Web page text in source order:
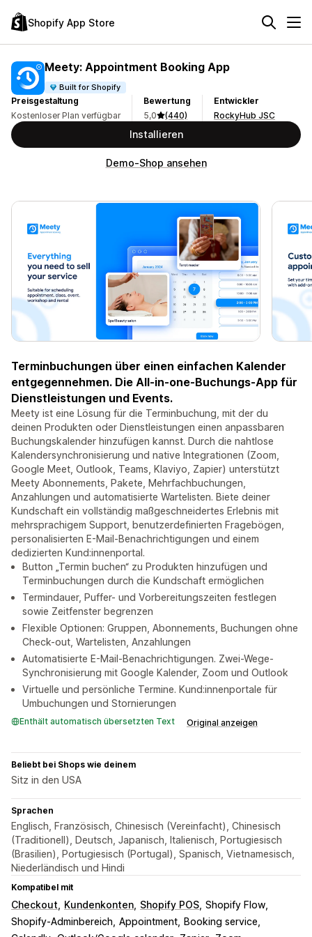
Shopify App Store
Meety: Appointment Booking App
Built for Shopify
Preisgestaltung
Kostenloser Plan verfügbar
Bewertung
5,0
(440)
Entwickler
RockyHub JSC
Installieren
Demo-Shop ansehen
Terminbuchungen über einen einfachen Kalender
entgegennehmen. Die All-in-one-Buchungs-App für
Dienstleistungen und Events.
Meety ist eine Lösung für die Terminbuchung, mit der du
deinen Produkten oder Dienstleistungen einen anpassbaren
Buchungskalender hinzufügen kannst. Durch die nahtlose
Kalendersynchronisierung und native Integrationen (Zoom,
Google Meet, Outlook, Teams, Klaviyo, Zapier) unterstützt
Meety Abonnements, Pakete, Mehrfachbuchungen,
Anzahlungen und automatisierte Wartelisten. Biete deiner
Kundschaft ein vollständig maßgeschneidertes Erlebnis mit
mehrsprachigem Support, benutzerdefinierten Fragebögen,
personalisierten E-Mail-Benachrichtigungen und einem
dedizierten Kund:innenportal.
Button „Termin buchen“ zu Produkten hinzufügen und
Terminbuchungen durch die Kundschaft ermöglichen
Termindauer, Puffer- und Vorbereitungszeiten festlegen
sowie Zeitfenster begrenzen
Flexible Optionen: Gruppen, Abonnements, Buchungen ohne
Check-out, Wartelisten, Anzahlungen
Automatisierte E-Mail-Benachrichtigungen. Zwei-Wege-
Synchronisierung mit Google Kalender, Zoom und Outlook
Virtuelle und persönliche Termine. Kund:innenportale für
Umbuchungen und Stornierungen
Enthält automatisch übersetzten Text Original anzeigen
Beliebt bei Shops wie deinem
Sitz in den USA
Sprachen
Englisch, Französisch, Chinesisch (Vereinfacht), Chinesisch
(Traditionell), Deutsch, Japanisch, Italienisch, Portugiesisch
(Brasilien), Portugiesisch (Portugal), Spanisch, Vietnamesisch,
Niederländisch und Hindi
Kompatibel mit
Checkout Kundenkonten Shopify POS Shopify Flow
Shopify-Adminbereich Appointment
Booking service